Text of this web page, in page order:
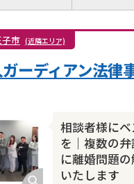
離婚調停
権
DV
不貞・不倫慰謝料請求
国際離婚
内縁の夫婦
市 (近隣エリア)
相談者様に
を｜複数の
に離婚問題
いたします
ーディアン法律